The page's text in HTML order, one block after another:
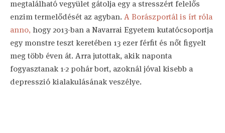
megtalálható vegyület gátolja egy a stresszért felelős
enzim termelődését az agyban. A Borászportál is írt róla
anno, hogy 2013-ban a Navarrai Egyetem kutatócsoportja
egy monstre teszt keretében 13 ezer férfit és nőt figyelt
meg több éven át. Arra jutottak, akik naponta
fogyasztanak 1-2 pohár bort, azoknál jóval kisebb a
depresszió kialakulásának veszélye.